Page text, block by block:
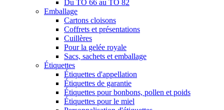
Du TO 66 au TO 82
Emballage
Cartons cloisons
Coffrets et présentations
Cuillères
Pour la gelée royale
Sacs, sachets et emballage
Étiquettes
Étiquettes d'appellation
Étiquettes de garantie
Étiquettes pour bonbons, pollen et poids
Étiquettes pour le miel